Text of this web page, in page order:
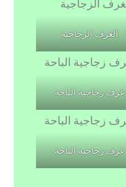
الغرف الزجاجية
غرف زجاجية الباحة
غرف زجاجية الباحة